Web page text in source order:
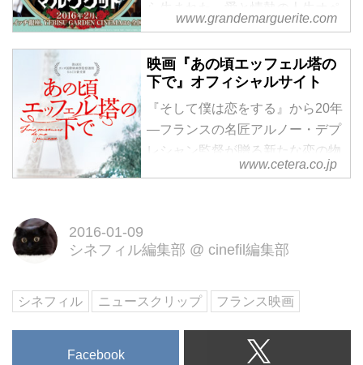
ら生まれた、愛と情熱の人生オペ
ラ！
www.grandemarguerite.com
映画『あの頃エッフェル塔の
下で』オフィシャルサイト
『そして僕は恋をする』から20年
―フランスの名匠アルノー・デプ
レシャン監督が贈る新たな恋の物
www.cetera.co.jp
2016-01-09
シネフィル編集部 @ cinefil編集部
シネフィル ニュースクリップ フランス映画
Facebook